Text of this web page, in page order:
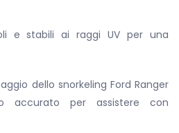
e stabili ai raggi UV per una
dello snorkeling Ford Ranger
accurato per assistere con